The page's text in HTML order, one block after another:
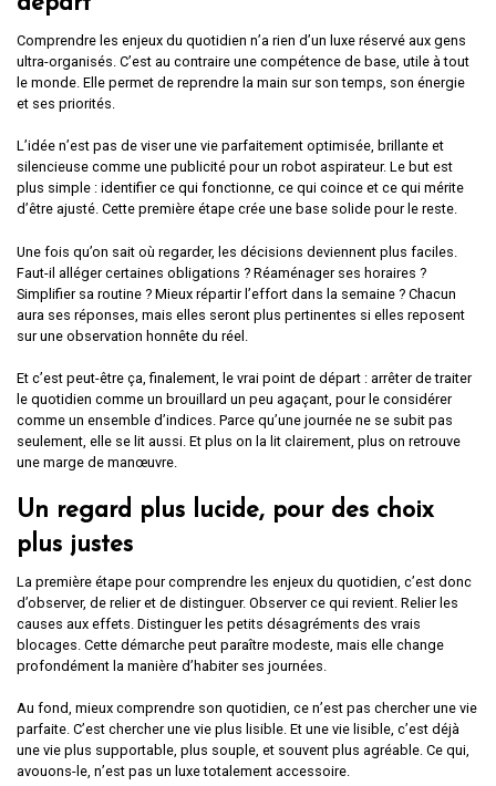
Comprendre les enjeux du quotidien n’a rien d’un luxe réservé aux gens
ultra-organisés. C’est au contraire une compétence de base, utile à tout
le monde. Elle permet de reprendre la main sur son temps, son énergie
et ses priorités.
L’idée n’est pas de viser une vie parfaitement optimisée, brillante et
silencieuse comme une publicité pour un robot aspirateur. Le but est
plus simple : identifier ce qui fonctionne, ce qui coince et ce qui mérite
d’être ajusté. Cette première étape crée une base solide pour le reste.
Une fois qu’on sait où regarder, les décisions deviennent plus faciles.
Faut-il alléger certaines obligations ? Réaménager ses horaires ?
Simplifier sa routine ? Mieux répartir l’effort dans la semaine ? Chacun
aura ses réponses, mais elles seront plus pertinentes si elles reposent
sur une observation honnête du réel.
Et c’est peut-être ça, finalement, le vrai point de départ : arrêter de traiter
le quotidien comme un brouillard un peu agaçant, pour le considérer
comme un ensemble d’indices. Parce qu’une journée ne se subit pas
seulement, elle se lit aussi. Et plus on la lit clairement, plus on retrouve
une marge de manœuvre.
Un regard plus lucide, pour des choix
plus justes
La première étape pour comprendre les enjeux du quotidien, c’est donc
d’observer, de relier et de distinguer. Observer ce qui revient. Relier les
causes aux effets. Distinguer les petits désagréments des vrais
blocages. Cette démarche peut paraître modeste, mais elle change
profondément la manière d’habiter ses journées.
Au fond, mieux comprendre son quotidien, ce n’est pas chercher une vie
parfaite. C’est chercher une vie plus lisible. Et une vie lisible, c’est déjà
une vie plus supportable, plus souple, et souvent plus agréable. Ce qui,
avouons-le, n’est pas un luxe totalement accessoire.